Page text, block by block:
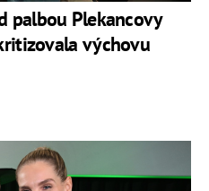
palbou Plekancovy
výchovu